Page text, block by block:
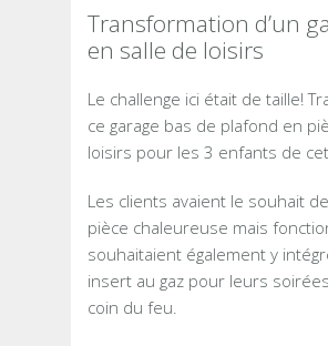
Transformation d’un
en salle de loisirs
Le challenge ici était de taille!
ce garage bas de plafond en
loisirs pour les 3 enfants de
Les clients avaient le souhait
pièce chaleureuse mais
souhaitaient également y
insert au gaz pour leurs
coin du feu.